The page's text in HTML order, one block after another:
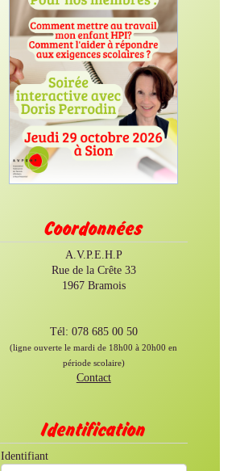
Coordonnées
A.V.P.E.H.P
Rue de la Crête 33
1967 Bramois
Tél: 078 685 00 50
(ligne ouverte le mardi de 18h00 à 20h00 en
période scolaire)
Contact
Identification
Identifiant